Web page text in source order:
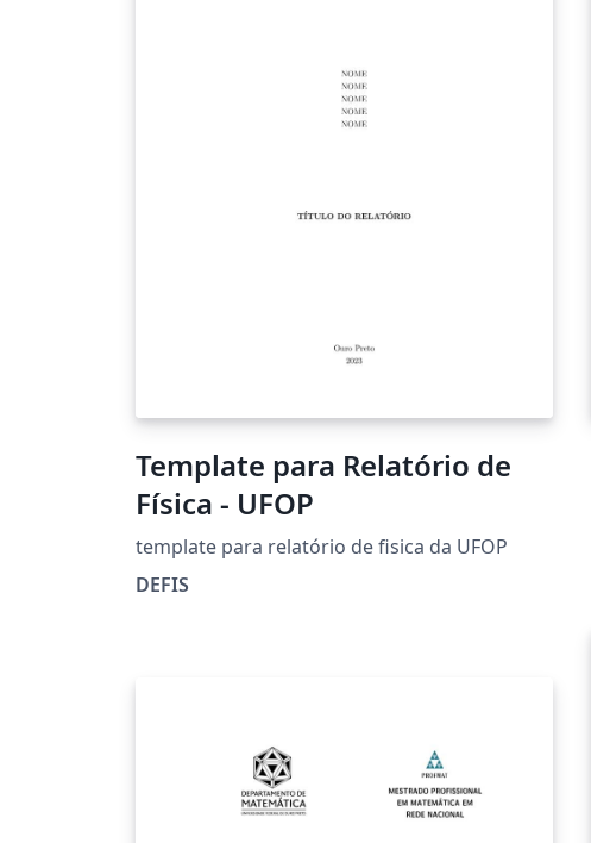
Template para Relatório de
Física - UFOP
template para relatório de fisica da UFOP
DEFIS